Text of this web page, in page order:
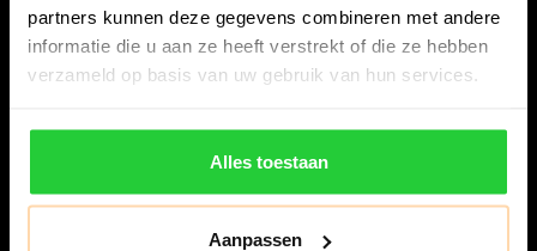
partners kunnen deze gegevens combineren met andere
informatie die u aan ze heeft verstrekt of die ze hebben
verzameld op basis van uw gebruik van hun services.
Alles toestaan
Aanpassen
Nederland